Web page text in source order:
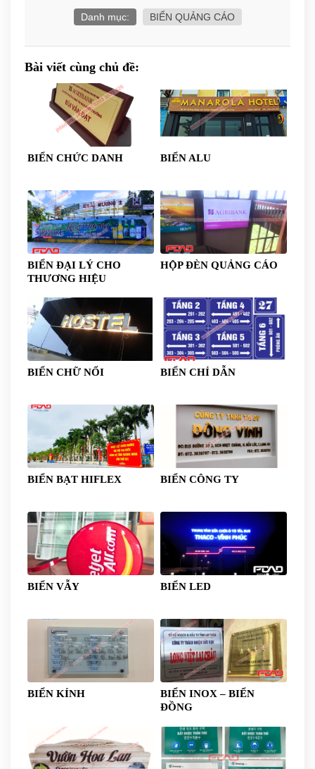
Danh mục: BIỂN QUẢNG CÁO
Bài viết cùng chủ đề:
BIỂN CHỨC DANH BIỂN ALU
BIỂN ĐẠI LÝ CHO
THƯƠNG HIỆU
HỘP ĐÈN QUẢNG CÁO
BIỂN CHỮ NỔI BIỂN CHỈ DẪN
BIỂN BẠT HIFLEX BIỂN CÔNG TY
BIỂN VẪY BIỂN LED
BIỂN KÍNH
BIỂN INOX – BIỂN
ĐỒNG